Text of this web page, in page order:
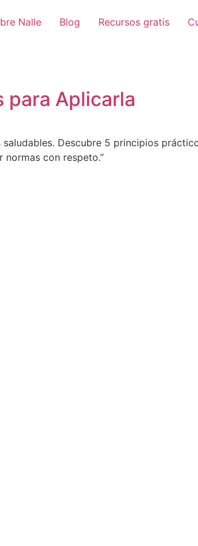
Nalle Blog Recursos gratis
para Aplicarla
Descubre 5 principios
con respeto.”